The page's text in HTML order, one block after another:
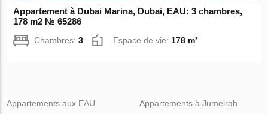
Appartement à Dubai Marina, Dubai, EAU: 3 chambres,
178 m2 № 65286
Chambres:3 Espace de vie: 178 m²
Appartements aux EAU
Appartements à Jumeirah